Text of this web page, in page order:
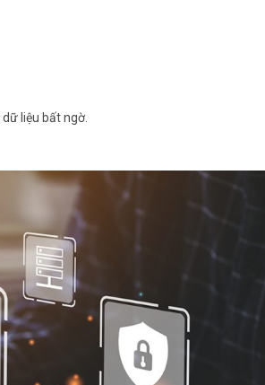
liệu bất ngờ.